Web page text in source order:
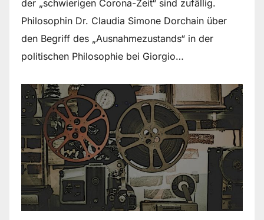
der „schwierigen Corona-Zeit“ sind zufällig.
Philosophin Dr. Claudia Simone Dorchain über
den Begriff des „Ausnahmezustands“ in der
politischen Philosophie bei Giorgio…